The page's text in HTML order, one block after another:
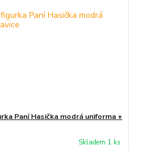
Paní Hasička modrá uniforma +
Skladem 1 ks